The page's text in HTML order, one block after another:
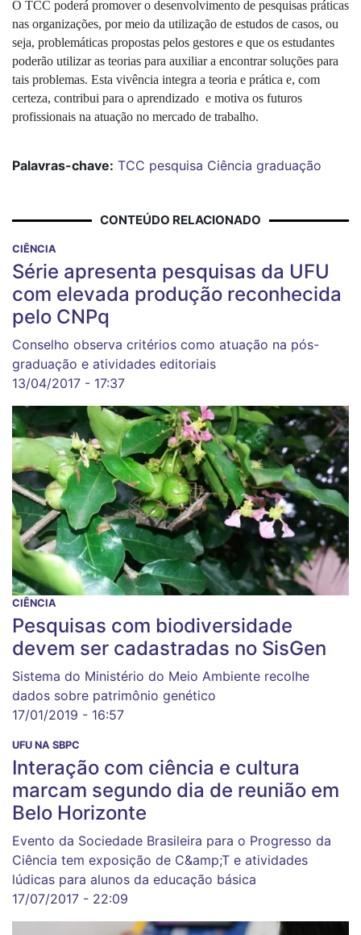
O TCC poderá promover o desenvolvimento de pesquisas práticas
nas organizações, por meio da utilização de estudos de casos, ou
seja, problemáticas propostas pelos gestores e que os estudantes
poderão utilizar as teorias para auxiliar a encontrar soluções para
tais problemas. Esta vivência integra a teoria e prática e, com
certeza, contribui para o aprendizado  e motiva os futuros
profissionais na atuação no mercado de trabalho.
Palavras-chave: TCC pesquisa Ciência graduação
CONTEÚDO RELACIONADO
CIÊNCIA
Série apresenta pesquisas da UFU
com elevada produção reconhecida
pelo CNPq
Conselho observa critérios como atuação na pós-
graduação e atividades editoriais
13/04/2017 - 17:37
CIÊNCIA
Pesquisas com biodiversidade
devem ser cadastradas no SisGen
Sistema do Ministério do Meio Ambiente recolhe
dados sobre patrimônio genético
17/01/2019 - 16:57
UFU NA SBPC
Interação com ciência e cultura
marcam segundo dia de reunião em
Belo Horizonte
Evento da Sociedade Brasileira para o Progresso da
Ciência tem exposição de C&amp;T e atividades
lúdicas para alunos da educação básica
17/07/2017 - 22:09